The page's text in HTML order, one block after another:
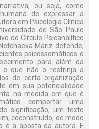
ou seja, como
de expressar a
em Psicologia Clínica
de São Paulo
do Círculo Psicanalítico
Mariz defende,
psicossomáticos o
para além da
e que não o restrinja a
de certa organização
em sua potencialidade
na medida em que é
comportar uma
significação, um texto
coconstruído, de modo
é a aposta da autora. E